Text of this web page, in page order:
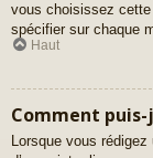
vous choisissez
spécifier sur chaque
Haut
Comment puis-
Lorsque vous